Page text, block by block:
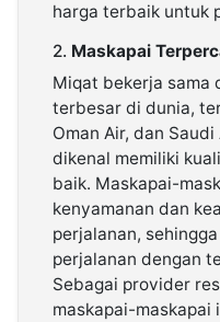
harga terbaik untuk
2. Maskapai
Miqat bekerja sama
terbesar di dunia,
Oman Air, dan
dikenal memiliki
baik. Maskapai-
kenyamanan dan
perjalanan,
perjalanan dengan
Sebagai provider
maskapai-maskapai